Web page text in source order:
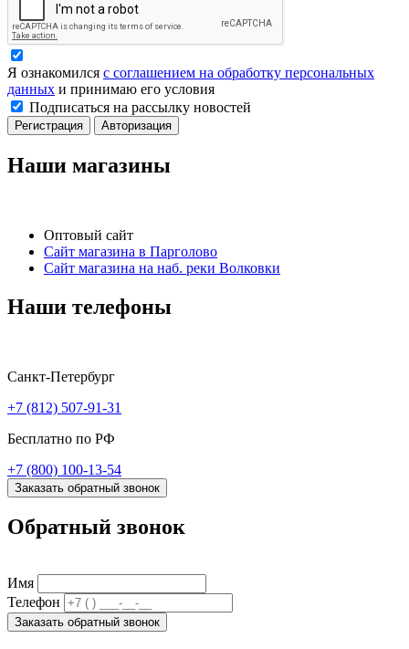
Я ознакомился с соглашением на обработку персональных
данных и принимаю его условия
Подписаться на рассылку новостей
Регистрация Авторизация
Наши магазины
Оптовый сайт
Сайт магазина в Парголово
Сайт магазина на наб. реки Волковки
Наши телефоны
Санкт-Петербург
+7 (812) 507-91-31
Бесплатно по РФ
+7 (800) 100-13-54
Заказать обратный звонок
Обратный звонок
Имя
Телефон
Заказать обратный звонок